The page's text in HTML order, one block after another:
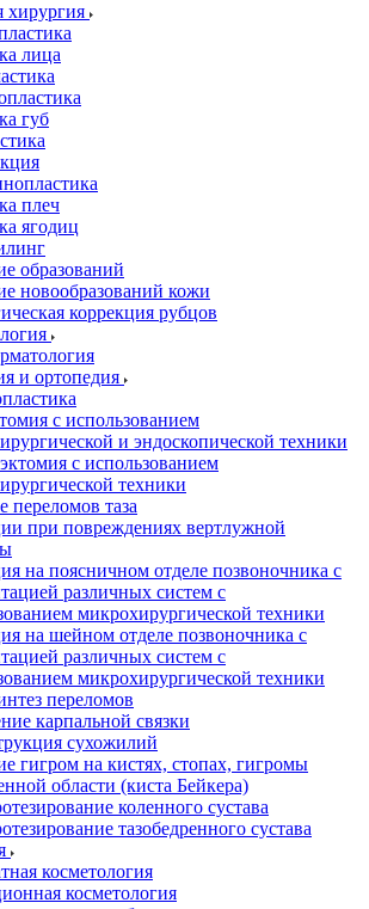
хирургия
лица
губ
плеч
ягодиц
образований
новообразований кожи
коррекция рубцов
и ортопедия
с использованием
и эндоскопической техники
с использованием
техники
переломов таза
при повреждениях вертлужной
на поясничном отделе позвоночника с
различных систем с
микрохирургической техники
на шейном отделе позвоночника с
различных систем с
микрохирургической техники
переломов
карпальной связки
сухожилий
гигром на кистях, стопах, гигромы
области (киста Бейкера)
коленного сустава
тазобедренного сустава
косметология
косметология